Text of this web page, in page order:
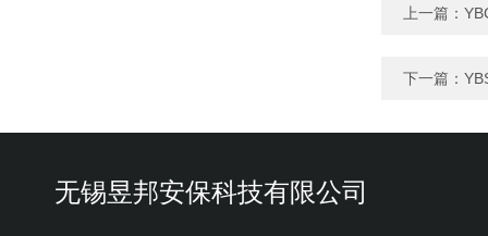
上一篇：
下一篇：
无锡昱邦安保科技有限公司